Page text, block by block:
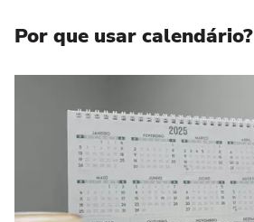
Por que usar calendário?